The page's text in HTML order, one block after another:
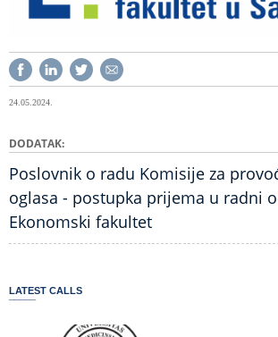
24.05.2024.
DODATAK
Poslovnik o radu Komisije za
oglasa - postupka prijema u radni
Ekonomski fakultet
LATEST CALLS